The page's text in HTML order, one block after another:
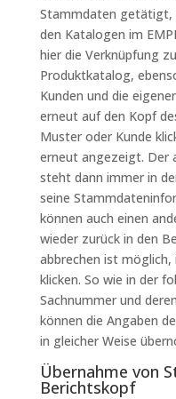
Stammdaten getätigt,
den Katalogen im
hier die Verknüpfung
Produktkatalog,
Kunden und die
erneut auf den Kopf
Muster oder Kunde
erneut angezeigt. Der
steht dann immer in
seine
können auch einen
wieder zurück in den
abbrechen ist möglich,
klicken. So wie in der
Sachnummer und
können die Angaben
in gleicher Weise
Übernahme von
Berichtskopf